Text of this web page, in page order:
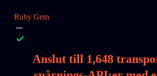
Ruby Gem
Anslut till 1,648